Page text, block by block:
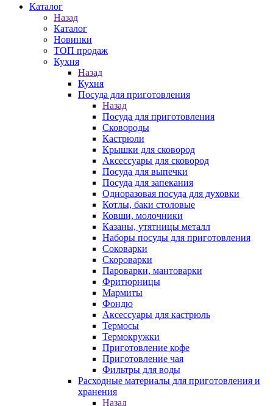
Каталог
Назад
Каталог
Новинки
ТОП продаж
Кухня
Назад
Кухня
Посуда для приготовления
Назад
Посуда для приготовления
Сковороды
Кастрюли
Крышки для сковород
Аксессуары для сковород
Посуда для выпечки
Посуда для запекания
Одноразовая посуда для духовки
Котлы, баки столовые
Ковши, молочники
Казаны, утятницы металл
Наборы посуды для приготовления
Соковарки
Скороварки
Пароварки, мантоварки
Фритюрницы
Мармиты
Фондю
Аксессуары для кастрюль
Термосы
Термокружки
Приготовление кофе
Приготовление чая
Фильтры для воды
Расходные материалы для приготовления и
хранения
Назад